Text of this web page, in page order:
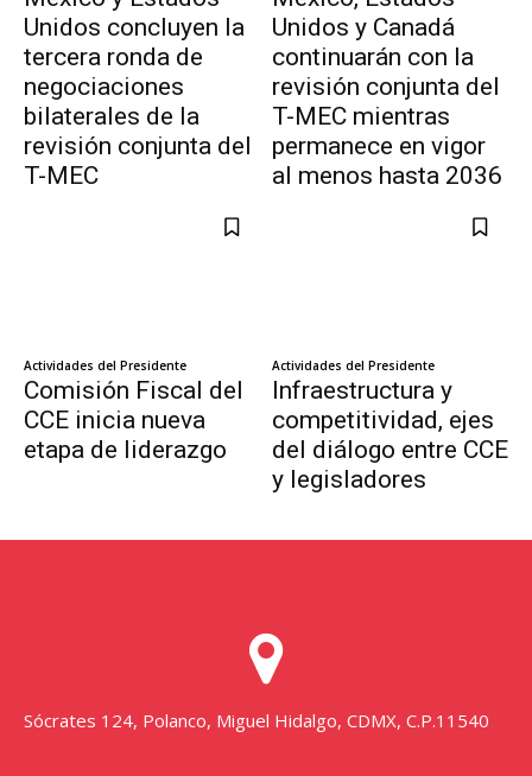
Sócrates 124, Polanco, Miguel Hidalgo, CDMX, C.P.11540